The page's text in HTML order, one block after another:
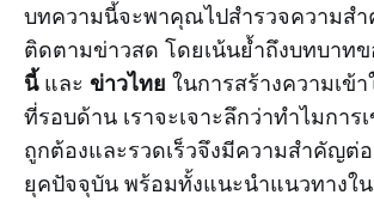
บทความนี้จะพาคุณไปสำรวจความส
ติดตามข่าวสด โดยเน้นย้ำถึงบทบาทข
นี้และ ข่าวไทย ในการสร้างความเข้
ที่รอบด้าน เราจะเจาะลึกว่าทำไมการ
ถูกต้องและรวดเร็วจึงมีความสำคัญต่
ยุคปัจจุบัน พร้อมทั้งแนะนำแนวทางใ